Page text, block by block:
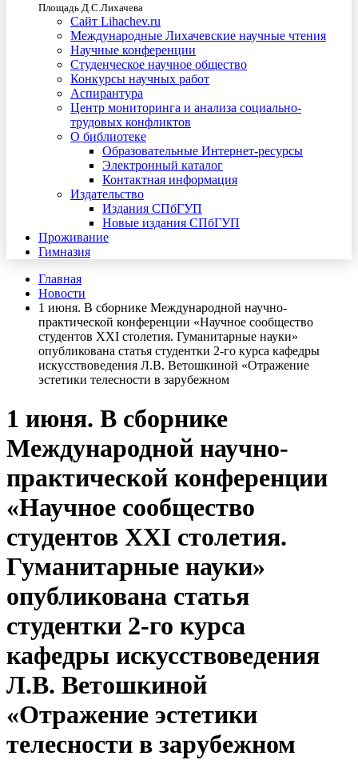
Площадь Д.С.Лихачева
Сайт Lihachev.ru
Международные Лихачевские научные чтения
Научные конференции
Студенческое научное общество
Конкурсы научных работ
Аспирантура
Центр мониторинга и анализа социально-
трудовых конфликтов
О библиотеке
Образовательные Интернет-ресурсы
Электронный каталог
Контактная информация
Издательство
Издания СПбГУП
Новые издания СПбГУП
Проживание
Гимназия
Главная
Новости
1 июня. В сборнике Международной научно-
практической конференции «Научное сообщество
студентов XXI столетия. Гуманитарные науки»
опубликована статья студентки 2-го курса кафедры
искусствоведения Л.В. Ветошкиной «Отражение
эстетики телесности в зарубежном
1 июня. В сборнике
Международной научно-
практической конференции
«Научное сообщество
студентов XXI столетия.
Гуманитарные науки»
опубликована статья
студентки 2-го курса
кафедры искусствоведения
Л.В. Ветошкиной
«Отражение эстетики
телесности в зарубежном